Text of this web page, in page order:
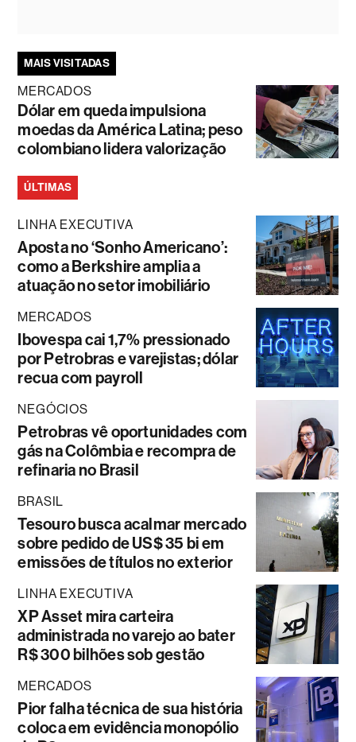
MAIS VISITADAS
MERCADOS
Dólar em queda impulsiona
moedas da América Latina; peso
colombiano lidera valorização
ÚLTIMAS
LINHA EXECUTIVA
Aposta no ‘Sonho Americano’:
como a Berkshire amplia a
atuação no setor imobiliário
MERCADOS
Ibovespa cai 1,7% pressionado
por Petrobras e varejistas; dólar
recua com payroll
NEGÓCIOS
Petrobras vê oportunidades com
gás na Colômbia e recompra de
refinaria no Brasil
BRASIL
Tesouro busca acalmar mercado
sobre pedido de US$ 35 bi em
emissões de títulos no exterior
LINHA EXECUTIVA
XP Asset mira carteira
administrada no varejo ao bater
R$ 300 bilhões sob gestão
MERCADOS
Pior falha técnica de sua história
coloca em evidência monopólio